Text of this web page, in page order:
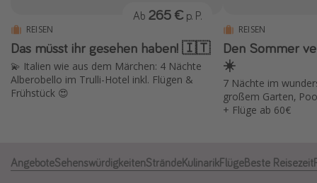
Kefalonia Urlaub
Krabi Urlaub
Tulum Urlaub
Reisethemen
REISEN
Das müsst ihr gesehen haben! 🇮🇹
💫 Italien wie aus dem Märchen: 4 Nächte
Alberobello im Trulli-Hotel inkl. Flügen &
Frühstück 😍
Ab 265 € p. P.
REISEN
Den Sommer
☀️
7 Nächte im wunderschönen 4* Hotel mit
großem Garten,
+ Flüge ab 60€
AngeboteSehenswürdigkeitenSträndeKulinarikFlügeBeste Reisezeit